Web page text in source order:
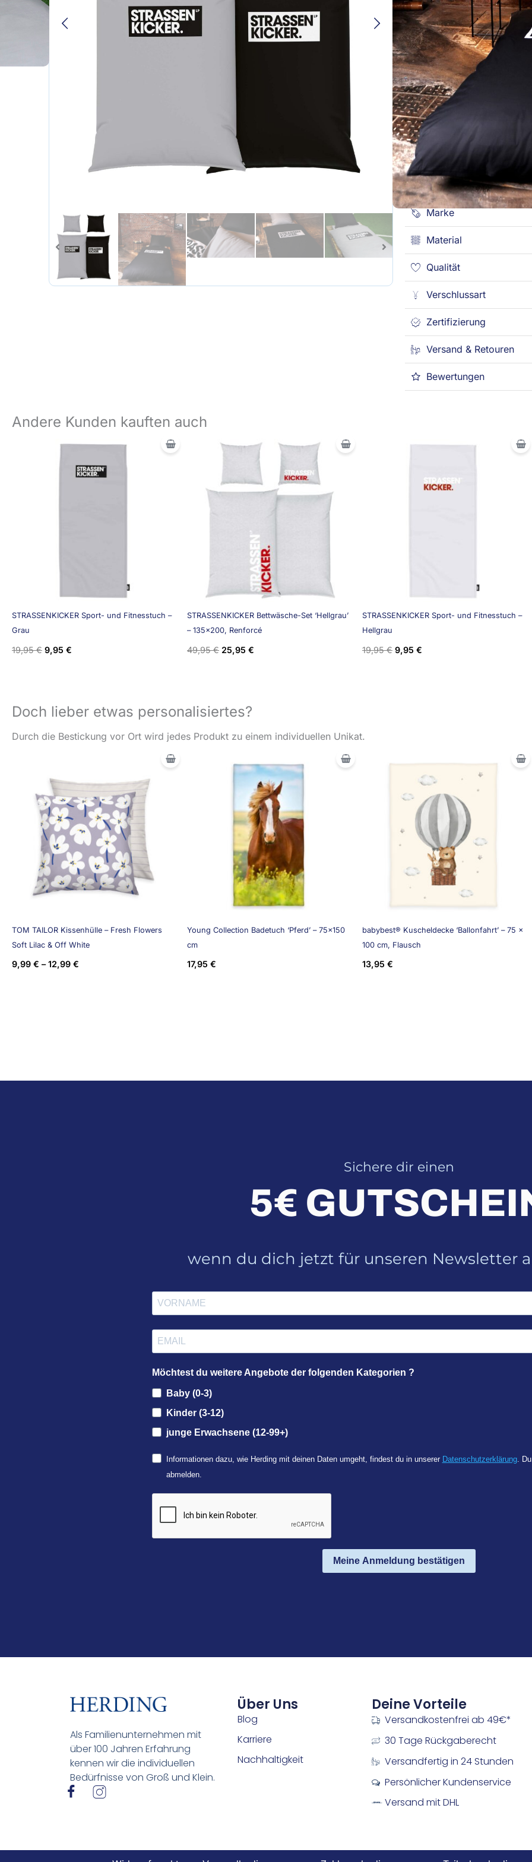
Praktischer
Größe
ZURÜCKSETZEN
Nicht vorrätig
Kostenlose Lieferung ab 49€ (DE)
Versandfertig in 24 Stunden
30 Tage Rückgaberecht
Produktbeschreibung
Marke
Material
Qualität
Verschlussart
Zertifizierung
Versand & Retouren
Bewertungen
Andere Kunden kauften auch
STRASSENKICKER Sport- und Fitnesstuch –
Grau
19,95€
Ursprünglicher
war:
9,95 €
Aktueller
ist:
9,95 €.
STRASSENKICKER Bettwäsche-Set ‘Hellgrau’
– 135×200, Renforcé
49,95€
Ursprünglicher
25,95 €
Aktueller
ist:
25,95 €.
STRASSENKICKER Sport- und Fitnesstuch –
Hellgrau
19,95€
Ursprünglicher
19,95 €
9,95 €
Aktueller
9,95 €.
Doch lieber etwas personalisiertes?
Durch die Bestickung vor Ort wird jedes Produkt zu einem individuellen Unikat.
TOM TAILOR Kissenhülle – Fresh Flowers
Soft Lilac & Off White
9,99 € –12,99 €
Young Collection Badetuch ‘Pferd’ – 75×150
cm
17,95 €
babybest® Kuscheldecke ‘Ballonfahrt’ – 75 x
100 cm, Flausch
13,95 €
Sichere dir einen
5€
wenn du dich jetzt für unseren Newsletter
Möchtest du weitere Angebote der folgenden Kategorien ?
Baby (0-3)
Kinder (3-12)
junge Erwachsene (12-99+)
Informationen dazu, wie Herding mit deinen Daten umgeht, findest du in unserer Datenschutzerklärung.
abmelden.
Meine Anmeldung bestätigen
Als Familienunternehmen mit
über 100 Jahren Erfahrung
kennen wir die individuellen
Bedürfnisse von Groß und Klein.
I
I
c
Über Uns
Blog
Karriere
Nachhaltigkeit
Deine Vorteile
Versandkostenfrei ab 49€*
30 Tage Rückgaberecht
Versandfertig in 24 Stunden
Persönlicher Kundenservice
Versand mit DHL